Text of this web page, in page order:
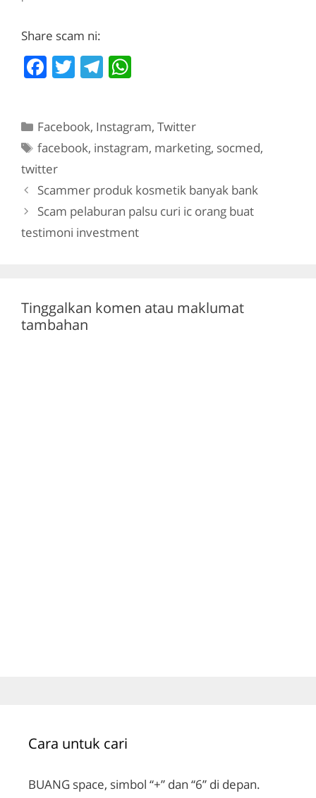
HOUSE FB : Rayna
Maruna Enterprise No
Akaun : 8603812960 No
hampir sama dgn
scammer yg tipu sy ..
Harap…
Share scam ni:
F
a
e
b
o
o
k
T
w
er
T
el
gr
a
m
s
A
p
p
Categories
Facebook, Instagram,Twitter
Tags
facebook, instagram, marketing, socmed,
twitter
Scammer produk kosmetik banyak bank
Scam pelaburan palsu curi ic orang buat
testimoni investment
Tinggalkan komen atau maklumat
tambahan
Cara untuk cari
BUANG space, simbol “+” dan “6” di depan.